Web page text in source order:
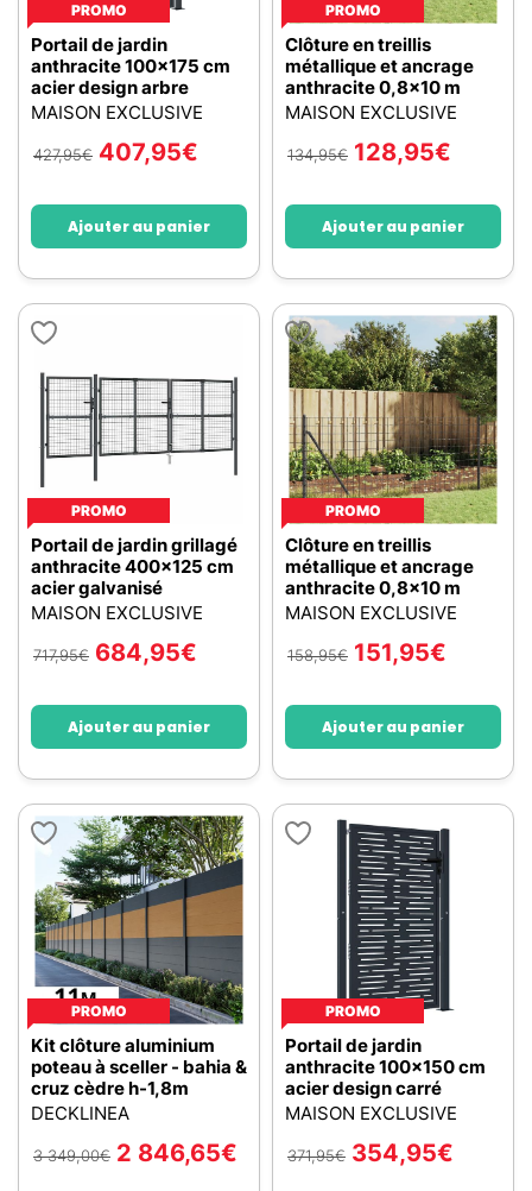
PROMO
Portail de jardin
anthracite 100x175 cm
acier design arbre
MAISON EXCLUSIVE
427,95€ 407,95€
Ajouter au panier
PROMO
Clôture en treillis
métallique et ancrage
anthracite 0,8x10 m
MAISON EXCLUSIVE
134,95€ 128,95€
Ajouter au panier
PROMO
Portail de jardin grillagé
anthracite 400x125 cm
acier galvanisé
MAISON EXCLUSIVE
717,95€ 684,95€
Ajouter au panier
PROMO
Clôture en treillis
métallique et ancrage
anthracite 0,8x10 m
MAISON EXCLUSIVE
158,95€ 151,95€
Ajouter au panier
PROMO
Kit clôture aluminium
poteau à sceller - bahia &
cruz cèdre h-1,8m
DECKLINEA
3 349,00€ 2 846,65€
PROMO
Portail de jardin
anthracite 100x150 cm
acier design carré
MAISON EXCLUSIVE
371,95€ 354,95€